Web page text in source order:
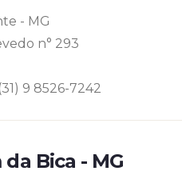
- MG
n° 293
9 8526-7242
Bica - MG